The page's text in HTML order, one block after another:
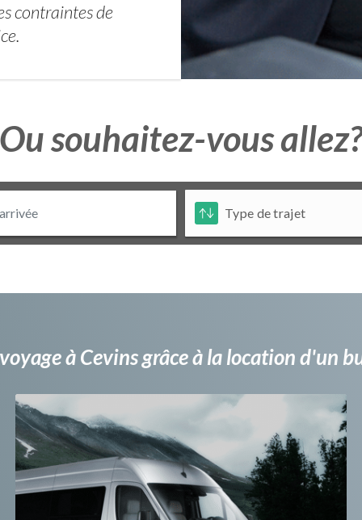
contraintes de
Ou souhaitez-vous allez?
à Cevins grâce à la location d'un